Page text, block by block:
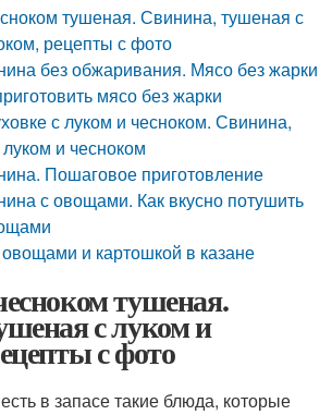
тушеная. Свинина, тушеная с
рецепты с фото
без обжаривания. Мясо без жарки
мясо без жарки
с луком и чесноком. Свинина,
и чесноком
Пошаговое приготовление
с овощами. Как вкусно потушить
и картошкой в казане
тушеная.
с луком и
с фото
в запасе такие блюда, которые